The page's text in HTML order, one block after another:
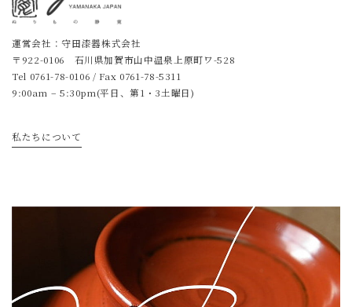
運営会社：守田漆器株式会社
〒922-0106 石川県加賀市山中温泉上原町ワ-528
Tel 0761-78-0106 / Fax 0761-78-5311
9:00am – 5:30pm(平日、第1・3土曜日)
私たちについて